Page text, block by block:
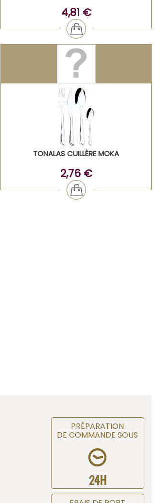
4,81 €
TONALAS CUILLÈRE MOKA
2,76 €
PRÉPARATION
DE COMMANDE SOUS
24H